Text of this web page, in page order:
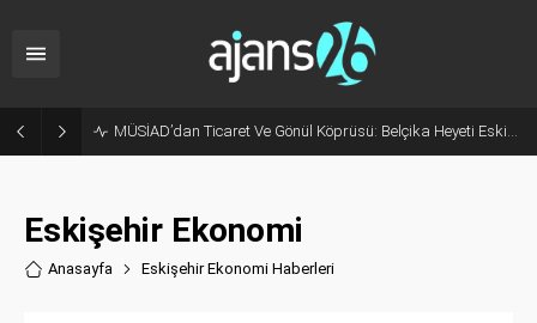
Korkudan Animasyona Beyaz Perdede Bu Hafta: 6 Yeni Film Vizyona Giriyor
Eskişehir Ekonomi
Anasayfa Eskişehir Ekonomi Haberleri